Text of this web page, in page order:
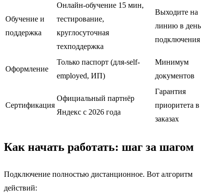
Обучение и
поддержка
Онлайн-обучение 15 мин,
тестирование,
круглосуточная
техподдержка
Выходите на
линию в день
подключения
Оформление
Только паспорт (для-self-
employed, ИП)
Минимум
документов
Сертификация
Официальный партнёр
Яндекс с 2026 года
Гарантия
приоритета в
заказах
Как начать работать: шаг за шагом
Подключение полностью дистанционное. Вот алгоритм
действий: